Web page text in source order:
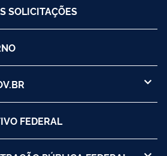
SOLICITAÇÕES
FEDERAL